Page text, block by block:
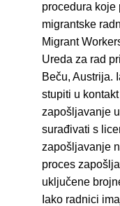
procedura koje
migrantske
Migrant
Ureda za rad
Beču, Austrija.
stupiti u
zapošljavanje
surađivati s
zapošljavanje
proces
uključene
Iako radnici